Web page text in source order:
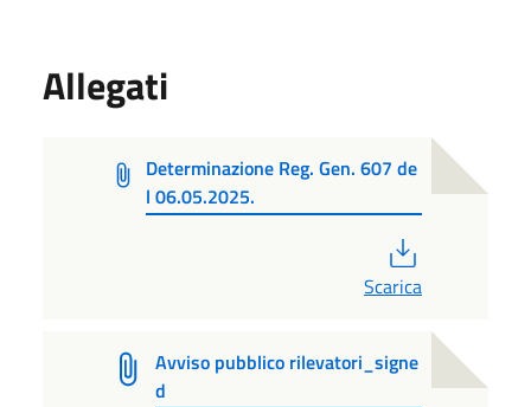
Allegati
Determinazione Reg. Gen. 607 de
l 06.05.2025.
Scarica
Avviso pubblico rilevatori_signe
d